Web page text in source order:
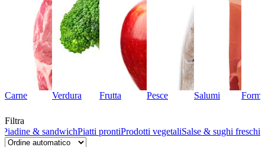
Carne Verdura Frutta Pesce Salumi
Filtra
Piadine & sandwichPiatti prontiProdotti vegetaliSalse & sughi freschi